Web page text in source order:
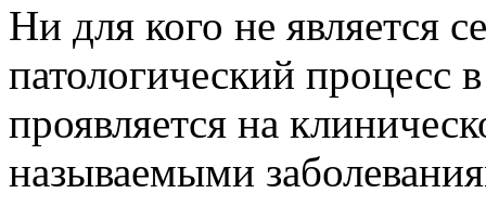
Ни для кого не является
патологический процесс
проявляется на
называемыми